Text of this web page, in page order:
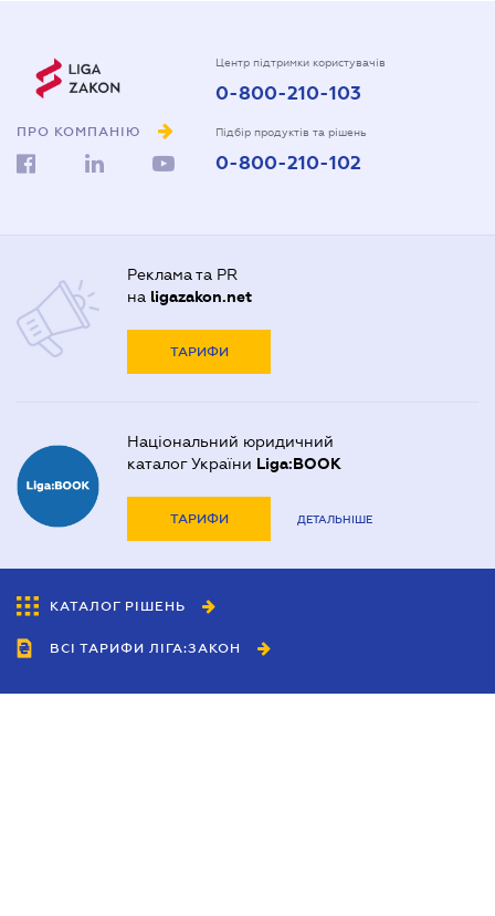
ПРО КОМПАНІЮ
Центр підтримки користувачів
0-800-210-103
Підбір продуктів та рішень
0-800-210-102
Реклама та PR
на ligazakon.net
ТАРИФИ
Національний юридичний
каталог України Liga:BOOK
ТАРИФИ ДЕТАЛЬНІШЕ
КАТАЛОГ РІШЕНЬ
ВСІ ТАРИФИ ЛІГА:ЗАКОН